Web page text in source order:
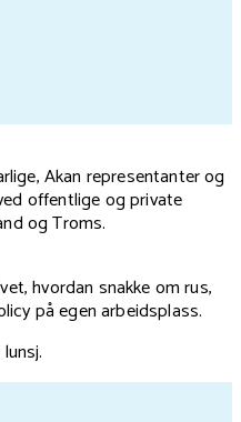
Akan representanter og
offentlige og private
og Troms.
hvordan snakke om rus,
på egen arbeidsplass.